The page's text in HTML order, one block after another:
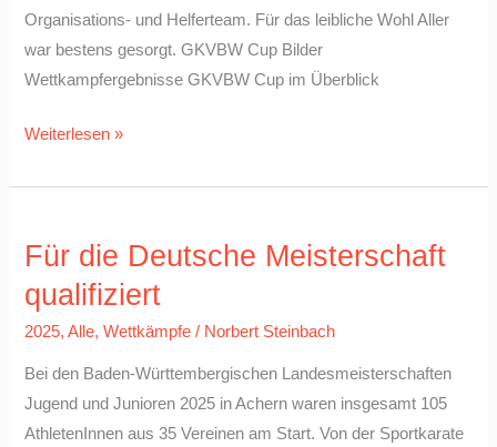
Organisations- und Helferteam. Für das leibliche Wohl Aller
war bestens gesorgt. GKVBW Cup Bilder
Wettkampfergebnisse GKVBW Cup im Überblick
Weiterlesen »
Für die Deutsche Meisterschaft
qualifiziert
2025,Alle,Wettkämpfe / Norbert Steinbach
Bei den Baden-Württembergischen Landesmeisterschaften
Jugend und Junioren 2025 in Achern waren insgesamt 105
AthletenInnen aus 35 Vereinen am Start. Von der Sportkarate
die
Deutsche
Meisterschaft
qualifiziert